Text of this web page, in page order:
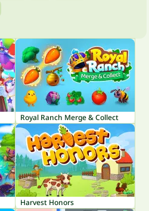
Royal Ranch Merge & Collect
Harvest Honors